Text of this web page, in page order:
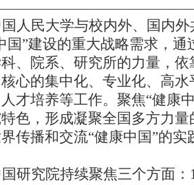
人民大学与校内外、国内
国”建设的重大战略需求，
、院系、研究所的力量，
心的集中化、专业化、高
才培养等工作。聚焦“健康
色，形成凝聚全国多方力
传播和交流“健康中国”的
研究院持续聚焦三个方面： 1